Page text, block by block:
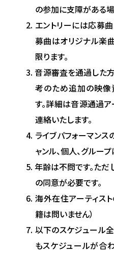
の参加に支障がある
エントリーには応募
募曲はオリジナル楽
限ります。
音源審査を通過した
考のため追加の映像
す。詳細は音源通過
連絡いたします。
ライブパフォーマンス
ャンル、個人、グルー
年齢は不問です。た
の同意が必要です。
海外在住アーティス
籍は問いません）
以下のスケジュール
もスケジュールが合